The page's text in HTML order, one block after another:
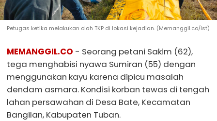
Petugas ketika melakukan olah TKP di lokasi kejadian. (Memanggil.co/Ist)
MEMANGGIL.CO - Seorang petani Sakim (62),
tega menghabisi nyawa Sumiran (55) dengan
menggunakan kayu karena dipicu masalah
dendam asmara. Kondisi korban tewas di tengah
lahan persawahan di Desa Bate, Kecamatan
Bangilan, Kabupaten Tuban.